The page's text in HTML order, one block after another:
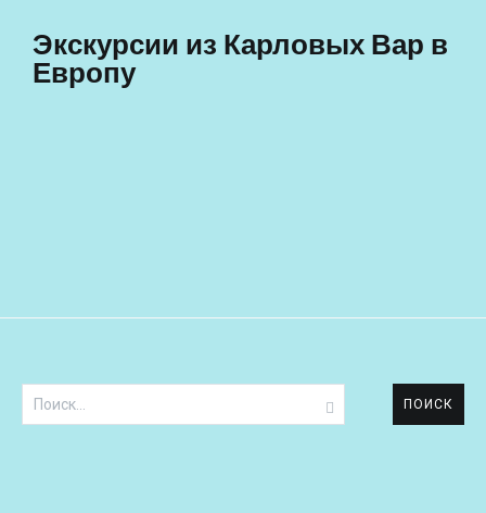
Экскурсии из Карловых Вар в
Европу